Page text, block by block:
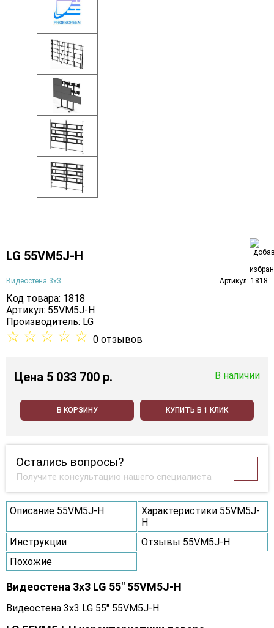
LG 55VM5J-H
Видеостена 3х3 Артикул: 1818
Код товара: 1818
Артикул: 55VM5J-H
Производитель: LG
☆ ☆ ☆ ☆ ☆ 0 отзывов
Цена 5 033 700 p. В наличии
В КОРЗИНУ КУПИТЬ В 1 КЛИК
Остались вопросы?
Получите консультацию нашего специалиста
Описание 55VM5J-H
Характеристики 55VM5J-
H
Инструкции
Отзывы 55VM5J-H
Похожие
Видеостена 3x3 LG 55" 55VM5J-H
Видеостена 3x3 LG 55" 55VM5J-H.